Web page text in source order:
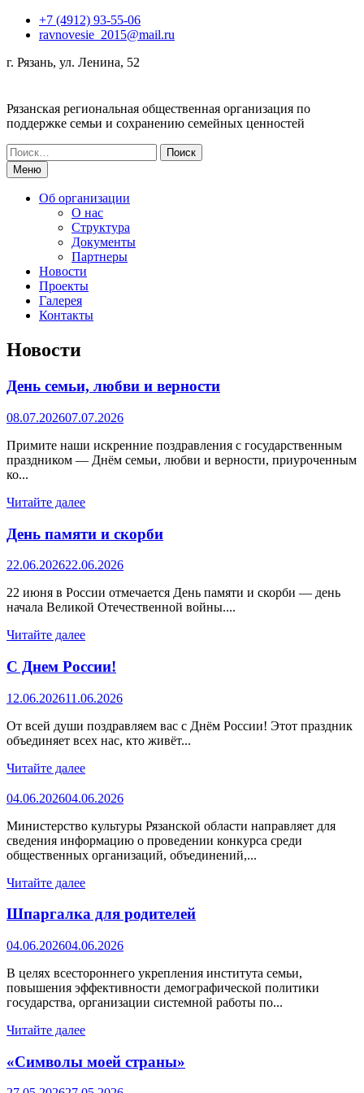
Перейти+7 (4912) 93-55-06
ravnovesie_2015@mail.ru
г. Рязань, ул. Ленина, 52
Рязанская региональная общественная организация по
поддержке семьи и сохранению семейных ценностей
Поиск
по:Меню
Об организации
О нас
Структура
Документы
Партнеры
Новости
Проекты
Галерея
Контакты
Новости
День семьи, любви и верности
08.07.202607.07.2026
Примите наши искренние поздравления с государственным
праздником — Днём семьи, любви и верности, приуроченным
ко...
Читайте далее
День памяти и скорби
22.06.202622.06.2026
22 июня в России отмечается День памяти и скорби — день
начала Великой Отечественной войны....
Читайте далее
С Днем России!
12.06.202611.06.2026
От всей души поздравляем вас с Днём России! Этот праздник
объединяет всех нас, кто живёт...
Читайте далее
04.06.202604.06.2026
Министерство культуры Рязанской области направляет для
сведения информацию о проведении конкурса среди
общественных организаций, объединений,...
Читайте далее
Шпаргалка для родителей
04.06.202604.06.2026
В целях всестороннего укрепления института семьи,
повышения эффективности демографической политики
государства, организации системной работы по...
Читайте далее
«Символы моей страны»